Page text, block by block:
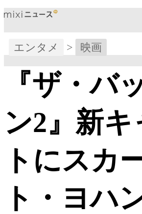
エンタメ > 映画
『ザ・バ
ン2』新キ
トにスカ
ト・ヨハ